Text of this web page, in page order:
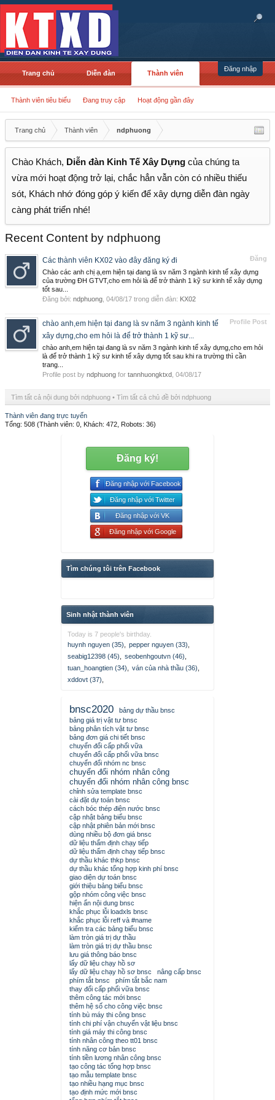
Đăng nhập
Trang chủ Diễn đàn Thành viên
Thành viên tiêu biểu Đang truy cập Hoạt động gần đây
Trang chủ Thành viên ndphuong
Chào Khách, Diễn đàn Kinh Tế Xây Dựng của chúng ta
vừa mới hoạt động trở lại, chắc hẳn vẫn còn có nhiều thiếu
sót, Khách nhớ đóng góp ý kiến để xây dựng diễn đàn ngày
càng phát triển nhé!
Recent Content by ndphuong
Đăng
Các thành viên KX02 vào đây đăng ký đi
Chào các anh chị ạ,em hiện tại đang là sv năm 3 ngành kinh tế xây dựng
của trường ĐH GTVT,cho em hỏi là để trở thành 1 kỹ sư kinh tế xây dựng
tốt sau...
Đăng bởi: ndphuong 04/08/17 trong diễn đàn: KX02
Profile Post
chào anh,em hiện tại đang là sv năm 3 ngành kinh tế
xây dựng,cho em hỏi là để trở thành 1 kỹ sư...
chào anh,em hiện tại đang là sv năm 3 ngành kinh tế xây dựng,cho em hỏi
là để trở thành 1 kỹ sư kinh tế xây dựng tốt sau khi ra trường thì cần
trang...
Profile post by ndphuong for tannhuongktxd 04/08/17
Tìm tất cả nội dung bởi ndphuong Tìm tất cả chủ đề bởi ndphuong
Thành viên đang trực tuyến
Tổng: 508 (Thành viên: 0, Khách: 472, Robots: 36)
Đăng ký!
Đăng nhập với Facebook
Đăng nhập với Twitter
Đăng nhập với VK
Đăng nhập với Google
Tìm chúng tôi trên Facebook
Sinh nhật thành viên
Today is 7 people's birthday.
huynh nguyen (35)
pepper nguyen (33)
seabig12398 (45)
seobenhgoutvn (46)
tuan_hoangtien (34)
ván của nhà thầu (36)
xddovt (37)
bnsc2020
bảng dự thầu bnsc
bảng giá trị vật tư bnsc
bảng phân tích vật tư bnsc
bảng đơn giá chi tiết bnsc
chuyển đổi cấp phối vữa
chuyển đổi cấp phối vữa bnsc
chuyển đổi nhóm nc bnsc
chuyển đổi nhóm nhân công
chuyển đổi nhóm nhân công bnsc
chỉnh sửa template bnsc
cài đặt dự toán bnsc
cách bóc thép điện nước bnsc
cập nhật bảng biểu bnsc
cập nhật phiên bản mới bnsc
dùng nhiều bộ đơn giá bnsc
dữ liệu thẩm định chạy tiếp
dữ liệu thẩm định chạy tiếp bnsc
dự thầu khác thkp bnsc
dự thầu khác tổng hợp kinh phí bnsc
giao diện dự toán bnsc
giới thiệu bảng biểu bnsc
gộp nhóm công việc bnsc
hiện ẩn nội dung bnsc
khắc phục lỗi loadxls bnsc
khắc phục lỗi reff và #name
kiểm tra các bảng biểu bnsc
làm tròn giá trị dự thầu
làm tròn giá trị dự thầu bnsc
lưu giá thông báo bnsc
lấy dữ liệu chạy hồ sơ
lấy dữ liệu chạy hồ sơ bnsc
nâng cấp bnsc
phím tắt bnsc
phím tắt bắc nam
thay đổi cấp phối vữa bnsc
thêm công tác mới bnsc
thêm hệ số cho công việc bnsc
tính bù máy thi công bnsc
tính chi phí vận chuyển vật liệu bnsc
tính giá máy thi công bnsc
tính nhân công theo tt01 bnsc
tính năng cơ bản bnsc
tính tiền lương nhân công bnsc
tạo công tác tổng hợp bnsc
tạo mẫu template bnsc
tạo nhiều hạng mục bnsc
tạo định mức mới bnsc